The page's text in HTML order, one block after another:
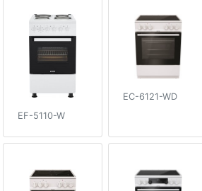
EF-5110-W
EC-6121-WD